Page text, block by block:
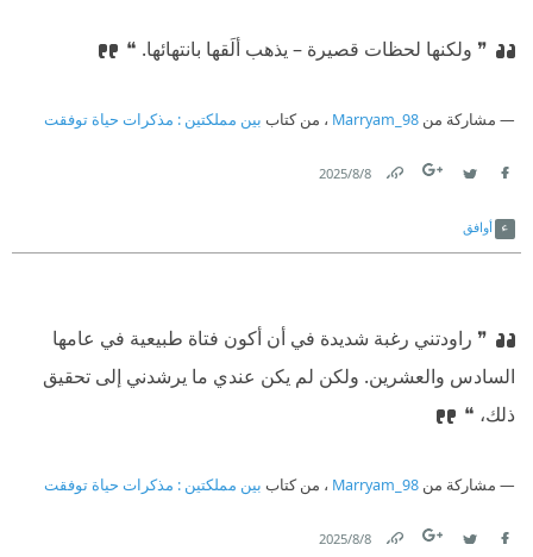
❞ ولكنها لحظات قصيرة – يذهب ألَقها بانتهائها. ❝
مشاركة من Marryam_98 ، من كتاب بين مملكتين : مذكرات حياة توفقت
8‏/8‏/2025
أوافق
❞ راودتني رغبة شديدة في أن أكون فتاة طبيعية في عامها
السادس والعشرين. ولكن لم يكن عندي ما يرشدني إلى تحقيق
ذلك، ❝
مشاركة من Marryam_98 ، من كتاب بين مملكتين : مذكرات حياة توفقت
8‏/8‏/2025